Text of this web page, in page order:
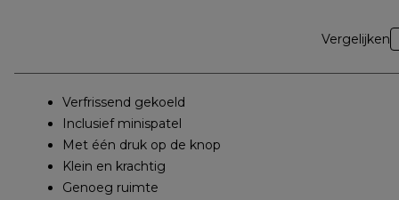
Vergelijken
Verfrissend gekoeld
Inclusief minispatel
Met één druk op de knop
Klein en krachtig
Genoeg ruimte